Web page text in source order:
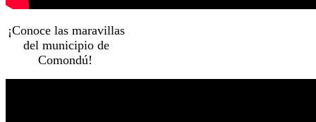
¡Conoce las maravillas
del municipio de
Comondú!